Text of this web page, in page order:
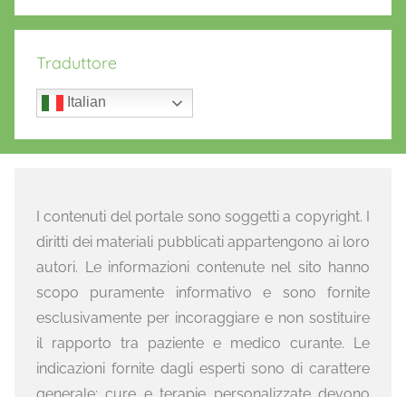
Traduttore
Italian
I contenuti del portale sono soggetti a copyright. I
diritti dei materiali pubblicati appartengono ai loro
autori. Le informazioni contenute nel sito hanno
scopo puramente informativo e sono fornite
esclusivamente per incoraggiare e non sostituire
il rapporto tra paziente e medico curante. Le
indicazioni fornite dagli esperti sono di carattere